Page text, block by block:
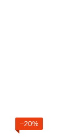
−20%